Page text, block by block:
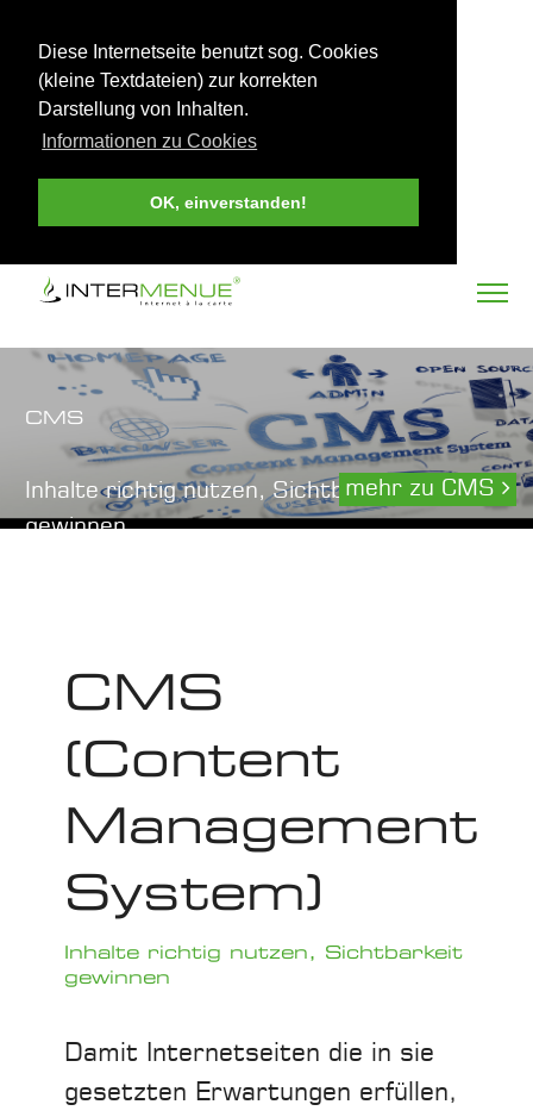
Diese Internetseite benutzt sog. Cookies
(kleine Textdateien) zur korrekten
Darstellung von Inhalten.
Informationen zu Cookies
OK, einverstanden!
CMS
Inhalte richtig nutzen, Sichtbarkeit
gewinnen
mehr zu CMS
CMS
(Content
Management
System)
Inhalte richtig nutzen, Sichtbarkeit
gewinnen
Damit Internetseiten die in sie
gesetzten Erwartungen erfüllen,